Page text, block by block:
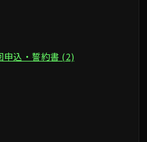
申込・誓約書 (2)